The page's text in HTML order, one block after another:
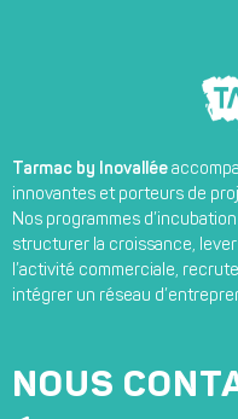
Tarmac by Inovallée
innovantes et porteurs de
Nos programmes
structurer la croissance,
l’activité commerciale,
intégrer un réseau
NOUS